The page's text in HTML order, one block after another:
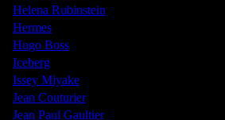
Helena Rubinstein
Hermes
Hugo Boss
Iceberg
Issey Miyake
Jean Couturier
Jean Paul Gaultier